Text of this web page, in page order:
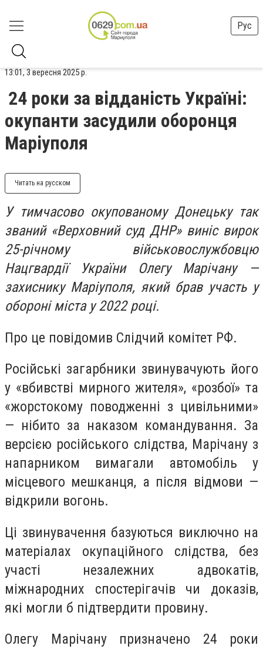
Рус
13:01, 3 вересня 2025 р.
24 роки за відданість Україні:
окупанти засудили оборонця
Маріуполя
Читать на русском
У тимчасово окупованому Донецьку так
званий «Верховний суд ДНР» виніс вирок
25-річному військовослужбовцю
Нацгвардії України Олегу Марічану —
захиснику Маріуполя, який брав участь у
обороні міста у 2022 році.
Про це повідомив Слідчий комітет РФ.
Російські загарбники звинувачують його
у «вбивстві мирного жителя», «розбої» та
«жорстокому поводженні з цивільними»
— нібито за наказом командування. За
версією російського слідства, Марічану з
напарником вимагали автомобіль у
місцевого мешканця, а після відмови —
відкрили вогонь.
Ці звинувачення базуються виключно на
матеріалах окупаційного слідства, без
участі незалежних адвокатів,
міжнародних спостерігачів чи доказів,
які могли б підтвердити провину.
Олегу Марічану призначено 24 роки